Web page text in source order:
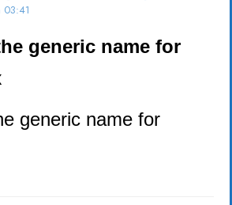
generic name for
generic name for